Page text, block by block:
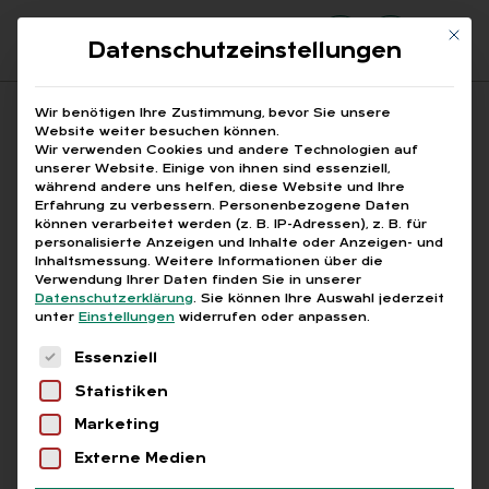
Suchfeld
Suchen
Breadcrumb-Navigation
STARTSEITE ÄRZTLICHES ATTEST
Alle Bei­trä­ge mit dem
Schlag­wort „Ärzt­li­ches
At­test“
Mit
Datenschutzeinstellungen
Wir benötigen Ihre Zustimmung, bevor Sie unsere
Website weiter besuchen können.
Wir verwenden Cookies und andere Technologien auf
unserer Website. Einige von ihnen sind essenziell,
während andere uns helfen, diese Website und Ihre
Erfahrung zu verbessern. Personenbezogene Daten
können verarbeitet werden (z. B. IP-Adressen), z. B. für
personalisierte Anzeigen und Inhalte oder Anzeigen- und
Inhaltsmessung. Weitere Informationen über die
Verwendung Ihrer Daten finden Sie in unserer
Datenschutzerklärung. Sie können Ihre Auswahl jederzeit
unter Einstellungen widerrufen oder anpassen.
Es folgt eine Liste der Service-Gruppen, für
Essenziell
Statistiken
Marketing
Externe Medien